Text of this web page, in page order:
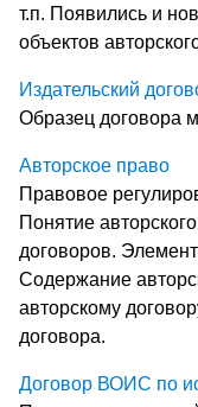
т.п. Появились и
объектов
Издательский
Образец договора
Авторское право
Правовое
Понятие
договоров.
Содержание
авторскому
договора.
Договор ВОИС по